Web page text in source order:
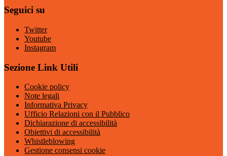
Seguici su
Twitter
Youtube
Instagram
Sezione Link Utili
Cookie policy
Note legali
Informativa Privacy
Ufficio Relazioni con il Pubblico
Dichiarazione di accessibilità
Obiettivi di accessibilità
Whistleblowing
Gestione consensi cookie